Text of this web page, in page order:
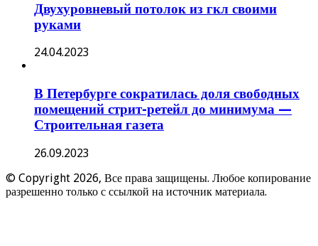
Двухуровневый потолок из гкл своими
руками
24.04.2023
В Петербурге сократилась доля свободных
помещений стрит-ретейл до минимума —
Строительная газета
26.09.2023
© Copyright 2026, Все права защищены. Любое копирование
разрешенно только с ссылкой на источник материала.